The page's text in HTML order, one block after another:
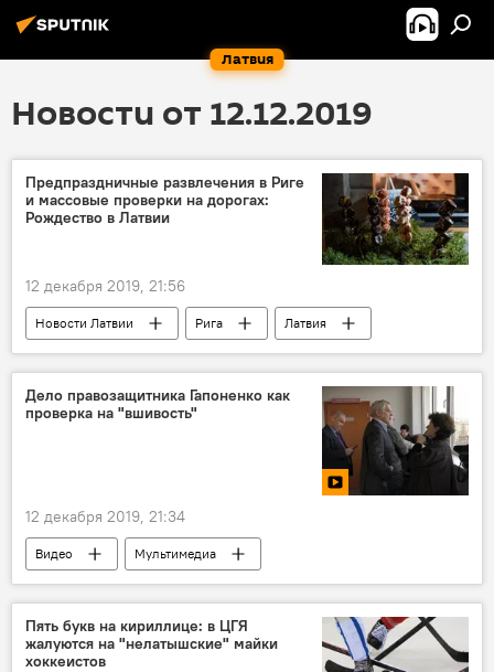
Латвия
Новости от 12.12.2019
Предпраздничные развлечения в Риге
и массовые проверки на дорогах:
Рождество в Латвии
12 декабря 2019, 21:56
Новости Латвии Рига
Латвия
Рождество в Риге
Дело правозащитника Гапоненко как
проверка на "вшивость"
12 декабря 2019, 21:34
Видео
Мультимедиа
Задержание и арест правозащитника Александра Гапоненко
Александр Гапоненко
суд
митинг
Латвия
Пять букв на кириллице: в ЦГЯ
жалуются на "нелатышские" майки
хоккеистов